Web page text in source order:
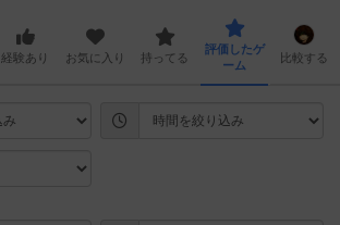
経験あり お気に入り 持ってる
評価したゲ
ーム
比較する